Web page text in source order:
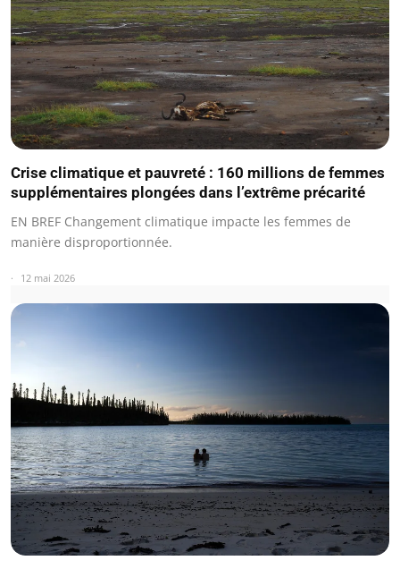
Crise climatique et pauvreté : 160 millions de femmes
supplémentaires plongées dans l’extrême précarité
EN BREF Changement climatique impacte les femmes de
manière disproportionnée.
12 mai 2026